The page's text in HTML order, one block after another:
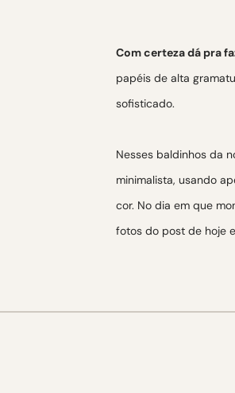
Com certeza dá pra
papéis de alta
sofisticado.
Nesses baldinhos da
minimalista, usando
cor. No dia em que
fotos do post de hoje